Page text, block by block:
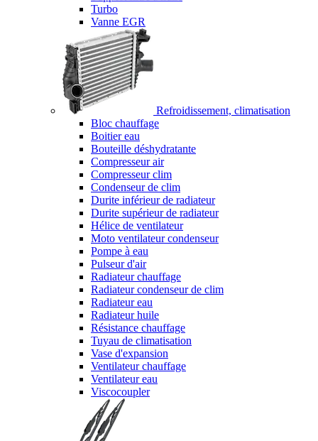
Turbo
Vanne EGR
Refroidissement, climatisation
Bloc chauffage
Boitier eau
Bouteille déshydratante
Compresseur air
Compresseur clim
Condenseur de clim
Durite inférieur de radiateur
Durite supérieur de radiateur
Hélice de ventilateur
Moto ventilateur condenseur
Pompe à eau
Pulseur d'air
Radiateur chauffage
Radiateur condenseur de clim
Radiateur eau
Radiateur huile
Résistance chauffage
Tuyau de climatisation
Vase d'expansion
Ventilateur chauffage
Ventilateur eau
Viscocoupler